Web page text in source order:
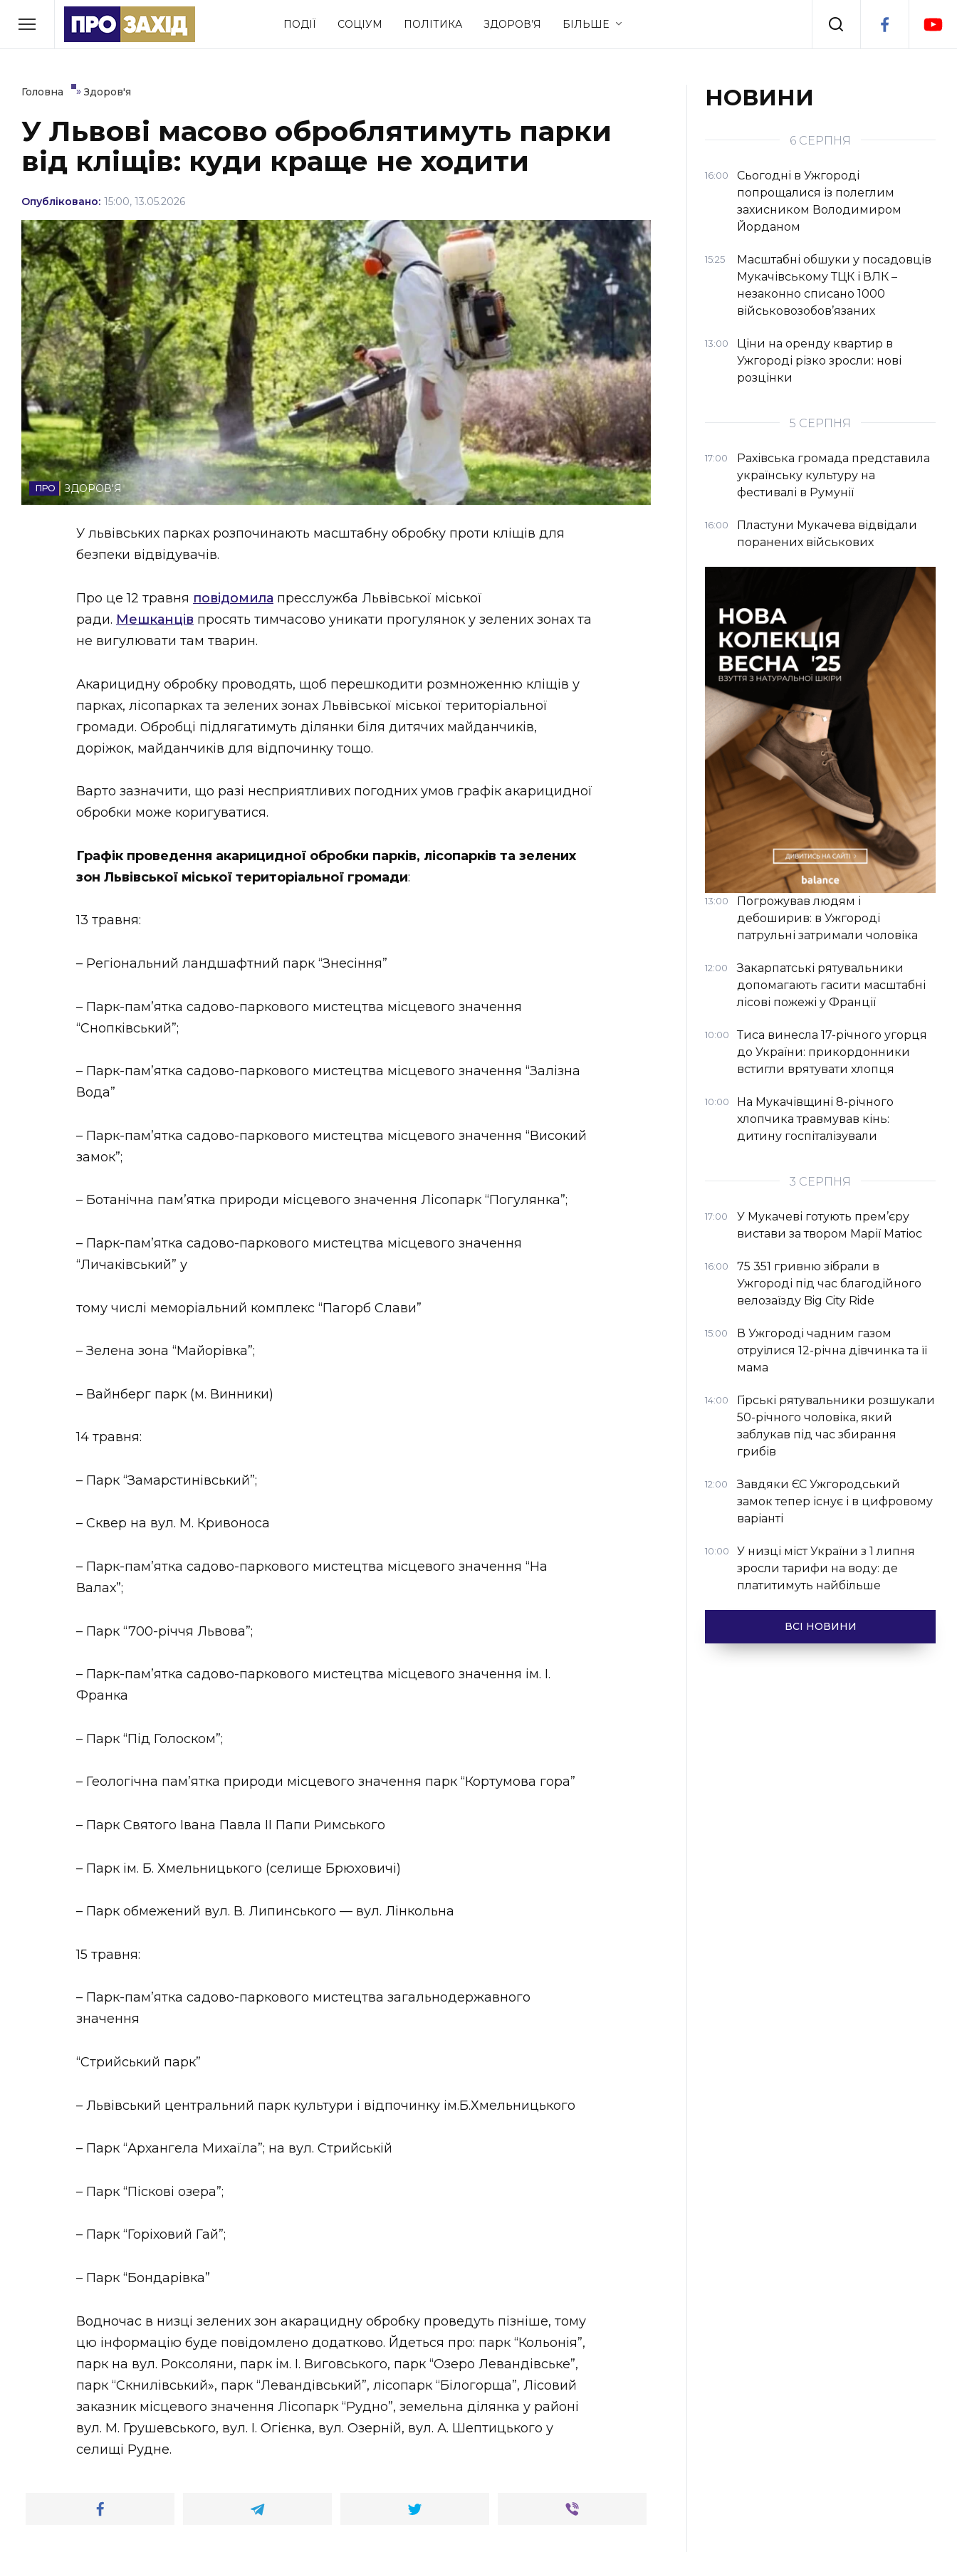
ПОДІЇ СОЦІУМ ПОЛІТИКА ЗДОРОВ’Я БІЛЬШЕ
РУБРИКИ
Економіка Події
Політика Соціум Спорт Стиль життя
Втрачений Ужгород
(відеоверсія)
ЗАКАРПАТСЬКІ НОВИНИ
НОВИНИ ЗАХІДНОЇ УКРАЇНИ
ФОТО
ВІДЕО
Головна » Здоров'я
У Львові масово оброблятимуть парки
від кліщів: куди краще не ходити
Опубліковано: 15:00, 13.05.2026
ЗДОРОВ'Я
У львівських парках розпочинають масштабну обробку проти кліщів для
безпеки відвідувачів.
Про це 12 травня повідомила пресслужба Львівської міської
ради. Мешканців просять тимчасово уникати прогулянок у зелених зонах та
не вигулювати там тварин.
Акарицидну обробку проводять, щоб перешкодити розмноженню кліщів у
парках, лісопарках та зелених зонах Львівської міської територіальної
громади. Обробці підлягатимуть ділянки біля дитячих майданчиків,
доріжок, майданчиків для відпочинку тощо.
Варто зазначити, що разі несприятливих погодних умов графік акарицидної
обробки може коригуватися.
Графік проведення акарицидної обробки парків, лісопарків та зелених
зон Львівської міської територіальної громади:
13 травня:
– Регіональний ландшафтний парк “Знесіння”
– Парк-пам’ятка садово-паркового мистецтва місцевого значення
“Снопківський”;
– Парк-пам’ятка садово-паркового мистецтва місцевого значення “Залізна
Вода”
– Парк-пам’ятка садово-паркового мистецтва місцевого значення “Високий
замок”;
– Ботанічна пам’ятка природи місцевого значення Лісопарк “Погулянка”;
– Парк-пам’ятка садово-паркового мистецтва місцевого значення
“Личаківський” у
тому числі меморіальний комплекс “Пагорб Слави”
– Зелена зона “Майорівка”;
– Вайнберг парк (м. Винники)
14 травня:
– Парк “Замарстинівський”;
– Сквер на вул. М. Кривоноса
– Парк-пам’ятка садово-паркового мистецтва місцевого значення “На
Валах”;
– Парк “700-річчя Львова”;
– Парк-пам’ятка садово-паркового мистецтва місцевого значення ім. І.
Франка
– Парк “Під Голоском”;
– Геологічна пам’ятка природи місцевого значення парк “Кортумова гора”
– Парк Святого Івана Павла ІІ Папи Римського
– Парк ім. Б. Хмельницького (селище Брюховичі)
– Парк обмежений вул. В. Липинського — вул. Лінкольна
15 травня:
– Парк-пам’ятка садово-паркового мистецтва загальнодержавного
значення
“Стрийський парк”
– Львівський центральний парк культури і відпочинку ім.Б.Хмельницького
– Парк “Архангела Михаїла”; на вул. Стрийській
– Парк “Піскові озера”;
– Парк “Горіховий Гай”;
– Парк “Бондарівка”
Водночас в низці зелених зон акарацидну обробку проведуть пізніше, тому
цю інформацію буде повідомлено додатково. Йдеться про: парк “Кольонія”,
парк на вул. Роксоляни, парк ім. І. Виговського, парк “Озеро Левандівське”,
парк “Скнилівський», парк “Левандівський”, лісопарк “Білогорща”, Лісовий
заказник місцевого значення Лісопарк “Рудно”, земельна ділянка у районі
вул. М. Грушевського, вул. І. Огієнка, вул. Озерній, вул. А. Шептицького у
селищі Рудне.
НОВИНИ
6 СЕРПНЯ
16:00
Сьогодні в Ужгороді
попрощалися із полеглим
захисником Володимиром
Йорданом
15:25
Масштабні обшуки у посадовців
Мукачівському ТЦК і ВЛК –
незаконно списано 1000
військовозобов’язаних
13:00
Ціни на оренду квартир в
Ужгороді різко зросли: нові
розцінки
5 СЕРПНЯ
17:00
Рахівська громада представила
українську культуру на
фестивалі в Румунії
16:00
Пластуни Мукачева відвідали
поранених військових
13:00
Погрожував людям і
дебоширив: в Ужгороді
патрульні затримали чоловіка
12:00
Закарпатські рятувальники
допомагають гасити масштабні
лісові пожежі у Франції
10:00
Тиса винесла 17-річного угорця
до України: прикордонники
встигли врятувати хлопця
10:00
На Мукачівщині 8-річного
хлопчика травмував кінь:
дитину госпіталізували
3 СЕРПНЯ
17:00
У Мукачеві готують прем’єру
вистави за твором Марії Матіос
16:00
75 351 гривню зібрали в
Ужгороді під час благодійного
велозаїзду Big Сity Ride
15:00
В Ужгороді чадним газом
отруїлися 12-річна дівчинка та її
мама
14:00
Гірські рятувальники розшукали
50-річного чоловіка, який
заблукав під час збирання
грибів
12:00
Завдяки ЄС Ужгородський
замок тепер існує і в цифровому
варіанті
10:00
У низці міст України з 1 липня
зросли тарифи на воду: де
платитимуть найбільше
ВСІ НОВИНИ